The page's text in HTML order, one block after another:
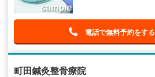
電話で無料予約をする
町田鍼灸整骨療院